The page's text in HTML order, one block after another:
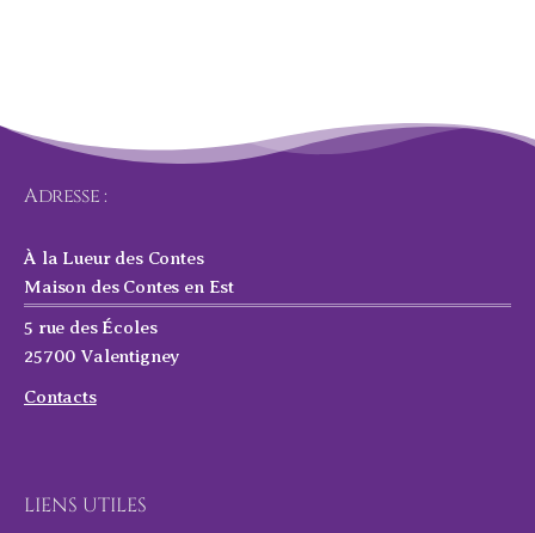
Adresse :
À la Lueur des Contes
Maison des Contes en Est
5 rue des Écoles
25700 Valentigney
Contacts
LIENS UTILES